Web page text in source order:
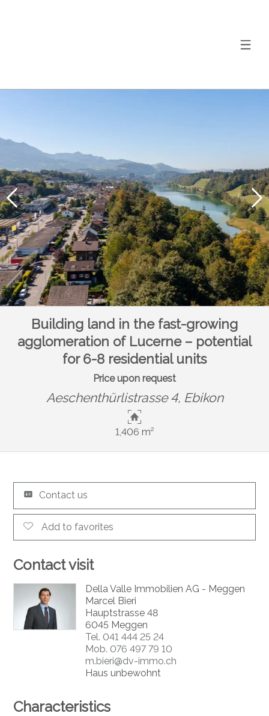
Building land in the fast-growing
agglomeration of Lucerne – potential
for 6-8 residential units
Price upon request
Aeschenthürlistrasse 4, Ebikon
1,406 m²
Contact us
Add to favorites
Contact visit
Della Valle Immobilien AG - Meggen
Marcel Bieri
Hauptstrasse 48
6045 Meggen
Tel. 041 444 25 24
Mob. 076 497 79 10
m.bieri@dv-immo.ch
Haus unbewohnt
Characteristics